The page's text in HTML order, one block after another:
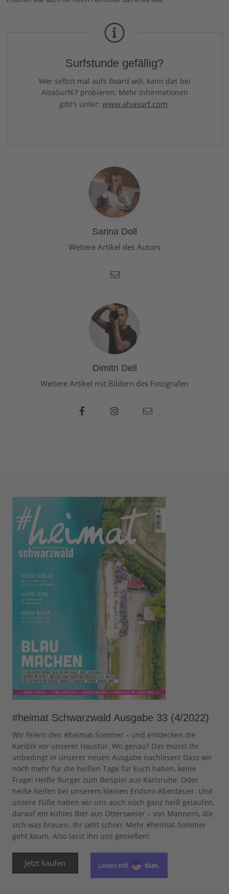
Surfstunde gefällig?
Wer selbst mal aufs Board will, kann das bei
AlsaSurf67 probieren. Mehr Informationen
gibt’s unter: www.alsasurf.com
Sarina Doll
Weitere Artikel des Autors
Dimitri Dell
Weitere Artikel mit Bildern des Fotografen
#heimat Schwarzwald Ausgabe 33 (4/2022)
Wir feiern den #heimat-Sommer – und entdecken die
Karibik vor unserer Haustür. Wo genau? Das müsst Ihr
unbedingt in unserer neuen Ausgabe nachlesen! Dass wir
noch mehr für die heißen Tage für Euch haben, keine
Frage! Heiße Burger zum Beispiel aus Karlsruhe. Oder
heiße Reifen bei unserem kleinen Enduro-Abenteuer. Und
unsere Füße haben wir uns auch noch ganz heiß gelaufen,
darauf ein kühles Bier aus Ottersweier – von Männern, die
sich was brauen. Ihr seht schon: Mehr #heimat-Sommer
geht kaum. Also lasst ihn uns genießen!
Jetzt kaufen